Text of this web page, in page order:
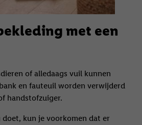
met een
of alledaags vuil kunnen
en fauteuil worden verwijderd
handstofzuiger.
kun je voorkomen dat er